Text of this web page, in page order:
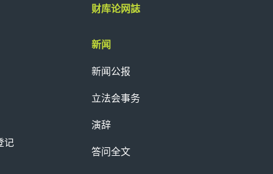
记
财库论网誌
新闻
新闻公报
立法会事务
演辞
答问全文